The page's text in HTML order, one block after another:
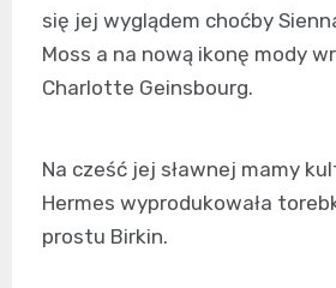
się jej wyglądem choćby
Moss a na nową ikonę mody
Charlotte Geinsbourg.
Na cześć jej sławnej mamy
Hermes wyprodukowała
prostu Birkin.